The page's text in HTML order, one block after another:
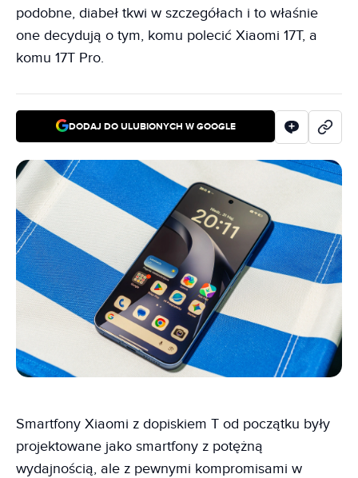
podobne, diabeł tkwi w szczegółach i to właśnie
one decydują o tym, komu polecić Xiaomi 17T, a
komu 17T Pro.
DODAJ DO ULUBIONYCH W GOOGLE
Smartfony Xiaomi z dopiskiem T od początku były
projektowane jako smartfony z potężną
wydajnością, ale z pewnymi kompromisami w